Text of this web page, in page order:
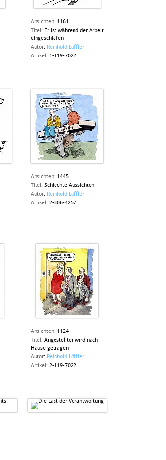
Ansichten: 1161
Titel : Er ist während der Arbeit
eingeschlafen
Autor: Reinhold Löffler
Artikel : 1-119-7022
Ansichten: 1445
Titel : Schlechte Aussichten
Autor: Reinhold Löffler
Artikel : 2-306-4257
Ansichten: 1124
Titel : Angestellter wird nach
Hause getragen
Autor: Reinhold Löffler
Artikel : 2-119-7022